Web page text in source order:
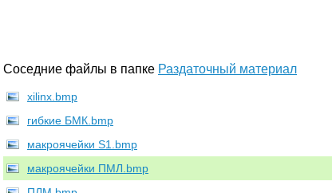
Соседние файлы в папке Раздаточный материал
xilinx.bmp
гибкие БМК.bmp
макроячейки S1.bmp
макроячейки ПМЛ.bmp